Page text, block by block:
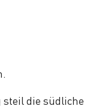
steil die südliche